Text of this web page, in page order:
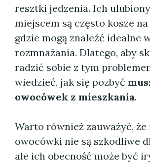
resztki jedzenia. Ich
miejscem są często kosze
gdzie mogą znaleźć idealne
rozmnażania. Dlatego, aby
radzić sobie z tym
wiedzieć, jak się pozbyć
owocówek z mieszkania.
Warto również zauważyć, że
owocówki nie są szkodliwe
ale ich obecność może być